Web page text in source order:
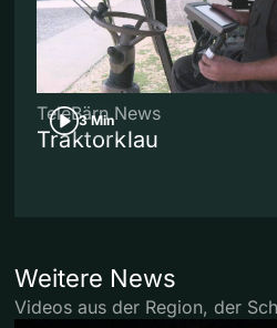
3 Min
TeleBärn News
Traktorklau
Weitere News
Videos aus der Region, der